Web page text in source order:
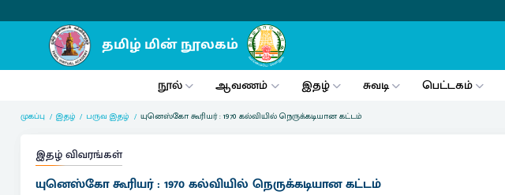
நூல் ஆவணம் இதழ் சுவடி பெட்டகம்
முகப்பு இதழ் பருவ இதழ் யுனெஸ்கோ கூரியர் : 1970 கல்வியில் நெருக்கடியான கட்டம்
இதழ் விவரங்கள்
யுனெஸ்கோ கூரியர் : 1970 கல்வியில் நெருக்கடியான கட்டம்